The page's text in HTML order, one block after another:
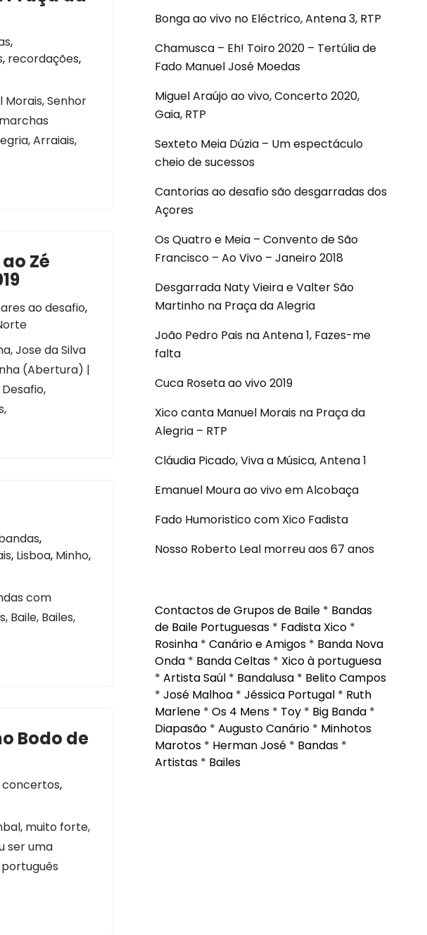
,
, recordações,
Senhor
Arraiais,
Zé
ao desafio,
Jose da Silva
(Abertura) |
,
, Lisboa, Minho,
com
Baile, Bailes,
Bodo de
concertos,
muito forte,
ser uma
Bonga ao vivo no Eléctrico, Antena 3, RTP
Chamusca – Eh! Toiro 2020 – Tertúlia de
Fado Manuel José Moedas
Miguel Araújo ao vivo, Concerto 2020,
Gaia, RTP
Sexteto Meia Dúzia – Um espectáculo
cheio de sucessos
Cantorias ao desafio são desgarradas dos
Açores
Os Quatro e Meia – Convento de São
Francisco – Ao Vivo – Janeiro 2018
Desgarrada Naty Vieira e Valter São
Martinho na Praça da Alegria
João Pedro Pais na Antena 1, Fazes-me
falta
Cuca Roseta ao vivo 2019
Xico canta Manuel Morais na Praça da
Alegria – RTP
Cláudia Picado, Viva a Música, Antena 1
Emanuel Moura ao vivo em Alcobaça
Fado Humoristico com Xico Fadista
Nosso Roberto Leal morreu aos 67 anos
Contactos de Grupos de Baile * Bandas
de Baile Portuguesas * Fadista Xico *
Rosinha * Canário e Amigos * Banda Nova
Onda * Banda Celtas * Xico à portuguesa
* Artista Saúl * Bandalusa * Belito Campos
* José Malhoa * Jéssica Portugal * Ruth
Marlene * Os 4 Mens * Toy * Big Banda *
Diapasão * Augusto Canário * Minhotos
Marotos * Herman José * Bandas *
Artistas * Bailes